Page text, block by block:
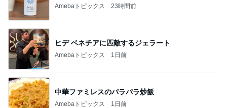
Amebaトピックス 23時間前
ヒデ ベネチアに匹敵するジェラート
Amebaトピックス 1日前
中華ファミレスのパラパラ炒飯
Amebaトピックス 1日前